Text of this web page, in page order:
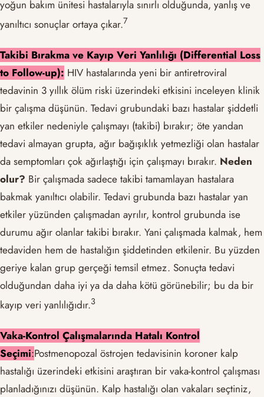
yoğun bakım ünitesi hastalarıyla sınırlı olduğunda, yanlış ve
yanıltıcı sonuçlar ortaya çıkar.​7​
Takibi Bırakma ve Kayıp Veri Yanlılığı (Differential Loss
to Follow-up): HIV hastalarında yeni bir antiretroviral
tedavinin 3 yıllık ölüm riski üzerindeki etkisini inceleyen klinik
bir çalışma düşünün. Tedavi grubundaki bazı hastalar şiddetli
yan etkiler nedeniyle çalışmayı (takibi) bırakır; öte yandan
tedavi almayan grupta, ağır bağışıklık yetmezliği olan hastalar
da semptomları çok ağırlaştığı için çalışmayı bırakır. Neden
olur? Bir çalışmada sadece takibi tamamlayan hastalara
bakmak yanıltıcı olabilir. Tedavi grubunda bazı hastalar yan
etkiler yüzünden çalışmadan ayrılır, kontrol grubunda ise
durumu ağır olanlar takibi bırakır. Yani çalışmada kalmak, hem
tedaviden hem de hastalığın şiddetinden etkilenir. Bu yüzden
geriye kalan grup gerçeği temsil etmez. Sonuçta tedavi
olduğundan daha iyi ya da daha kötü görünebilir; bu da bir
kayıp veri yanlılığıdır.​3​
Vaka-Kontrol Çalışmalarında Hatalı Kontrol
Seçimi:Postmenopozal östrojen tedavisinin koroner kalp
hastalığı üzerindeki etkisini araştıran bir vaka-kontrol çalışması
planladığınızı düşünün. Kalp hastalığı olan vakaları seçtiniz,